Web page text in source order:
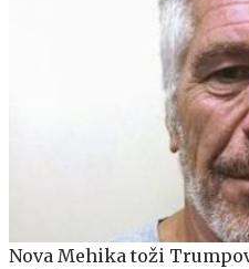
Nova Mehika toži